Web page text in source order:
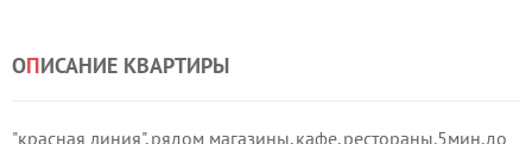
ОПИСАНИЕ КВАРТИРЫ
"красная линия",рядом магазины,кафе,рестораны.5мин.до